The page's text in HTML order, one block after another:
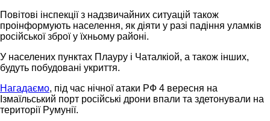
Повітові інспекції з надзвичайних ситуацій також
проінформують населення, як діяти у разі падіння уламків
російської зброї у їхньому районі.
У населених пунктах Плауру і Чаталкіой, а також інших,
будуть побудовані укриття.
Нагадаємо, під час нічної атаки РФ 4 вересня на
Ізмаїльський порт російські дрони впали та здетонували на
території Румунії.